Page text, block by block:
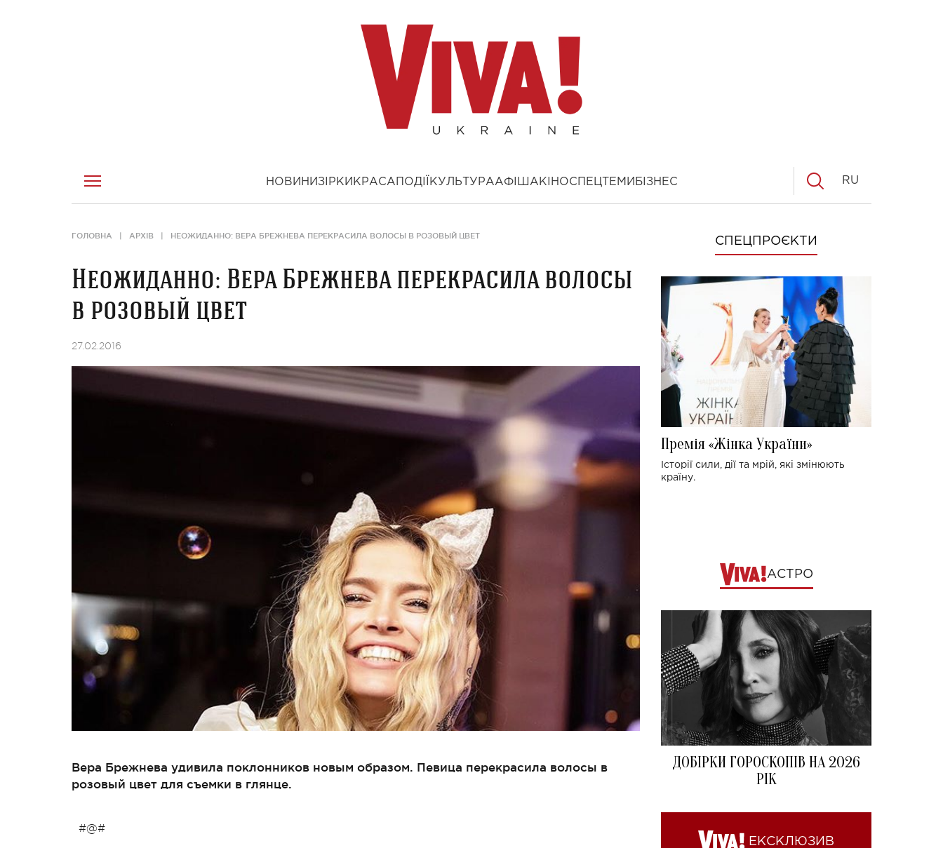
НОВИНИ ЗІРКИ КРАСА ПОДІЇ КУЛЬТУРААФІША КІНОСПЕЦТЕМИ БІЗНЕС RU
ГОЛОВНА АРХІВ НЕОЖИДАННО: ВЕРА БРЕЖНЕВА ПЕРЕКРАСИЛА ВОЛОСЫ В РОЗОВЫЙ ЦВЕТ
Неожиданно: Вера Брежнева перекрасила волосы
в розовый цвет
27.02.2016
Вера Брежнева удивила поклонников новым образом. Певица перекрасила волосы в
розовый цвет для съемки в глянце.
#@#
СПЕЦПРОЄКТИ
Премія «Жінка України»
Історії сили, дії та мрій, які змінюють
країну.
АСТРО
ДОБІРКИ ГОРОСКОПІВ НА 2026
РІК
ЕКСКЛЮЗИВ